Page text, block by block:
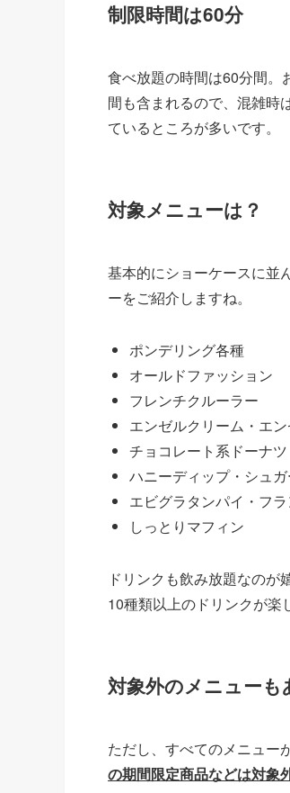
制限時間は60分
食べ放題の時間は60分間。
間も含まれるので、混雑時
ているところが多いです。
対象メニューは？
基本的にショーケースに並
ーをご紹介しますね。
ポンデリング各種
オールドファッション
フレンチクルーラー
エンゼルクリーム・エ
チョコレート系ドーナツ
ハニーディップ・シュ
エビグラタンパイ・フ
しっとりマフィン
ドリンクも飲み放題なの
10種類以上のドリンクが楽
対象外のメニューも
ただし、すべてのメニュー
の期間限定商品などは対象